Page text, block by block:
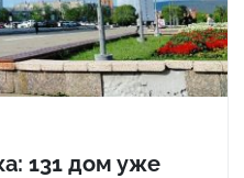
131 дом уже